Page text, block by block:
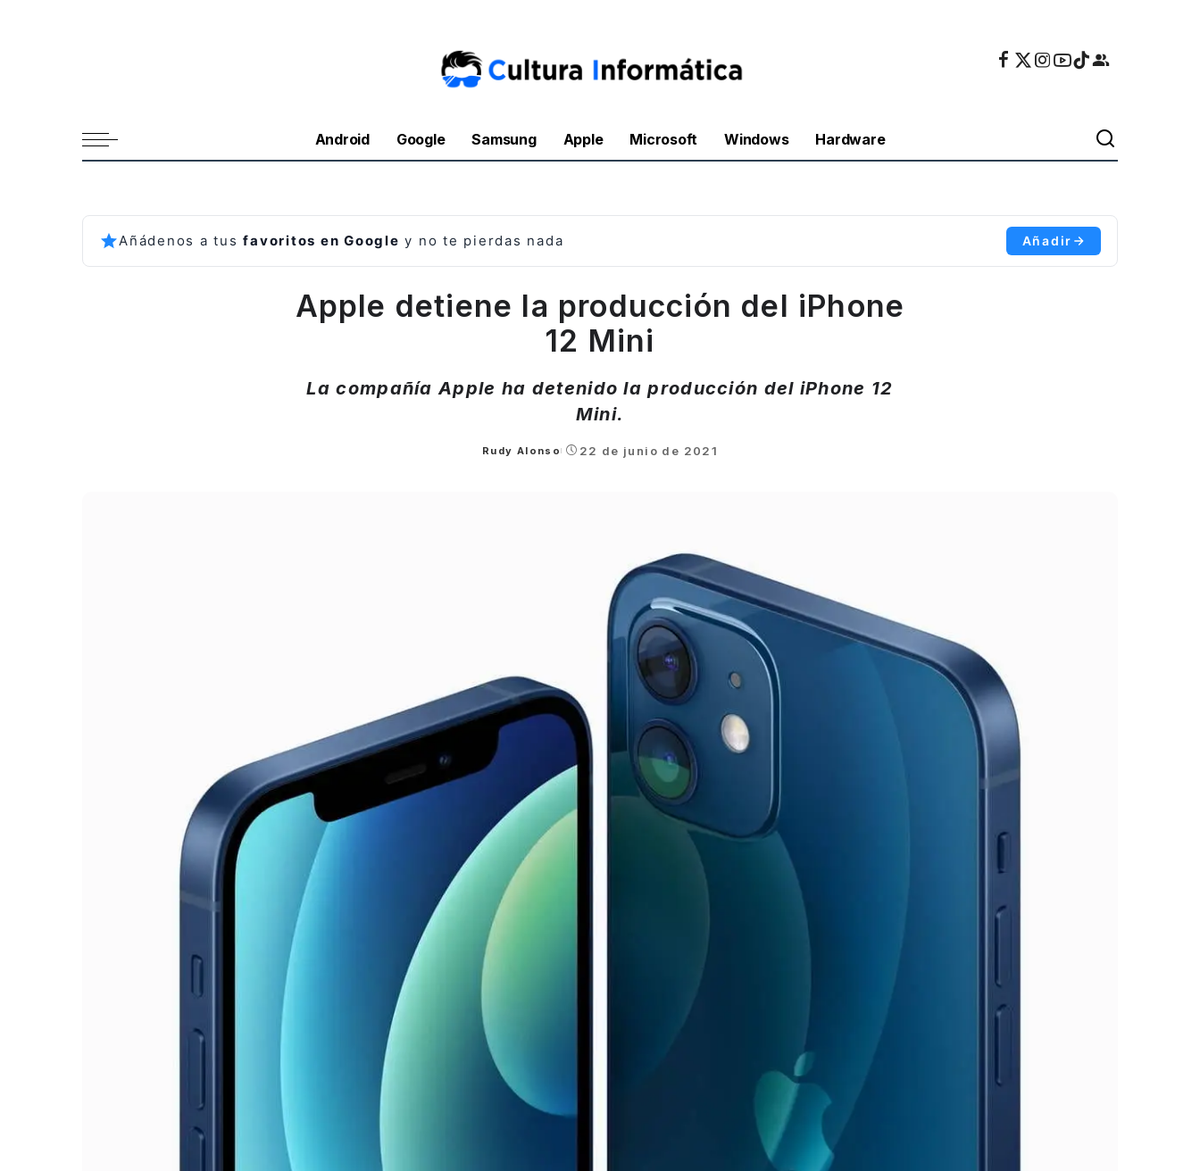
Android Google Samsung Apple Microsoft Windows Hardware
Añádenos a tusfavoritos en Google y no te pierdas nada Añadir
Apple detiene la producción del iPhone
12 Mini
La compañía Apple ha detenido la producción del iPhone 12
Mini.
Posted
Rudy Alonso 22 de junio de 2021